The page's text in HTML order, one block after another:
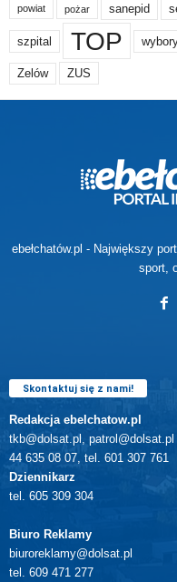
powiat pożar sanepid
szpital TOP
Zelów ZUS
ebełchatów.pl - Największy
sport,
Skontaktuj się z nami!
Redakcja ebelchatow.pl
tkb@dolsat.pl, patrol@dolsat.pl
44 635 08 07, tel. 601 307 761
Dziennikarz
tel. 605 309 304
Biuro Reklamy
biuroreklamy@dolsat.pl
tel. 609 471 277